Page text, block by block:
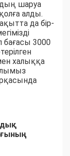
шаруа
алды.
да бір-
бағасы 3000
халыққа